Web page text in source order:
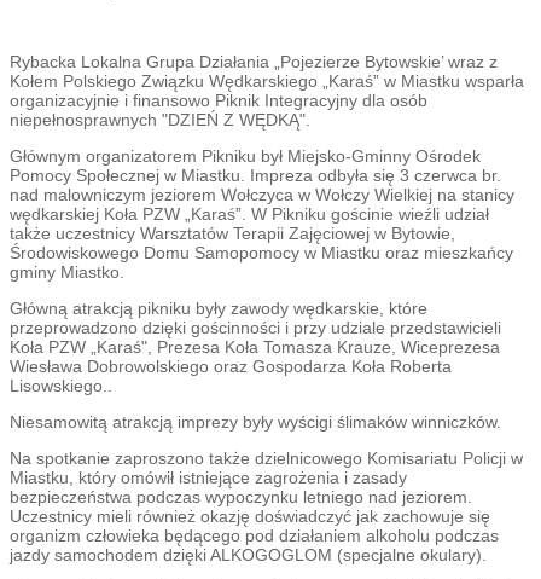
Rybacka Lokalna Grupa Działania „Pojezierze Bytowskie’ wraz z
Kołem Polskiego Związku Wędkarskiego „Karaś” w Miastku wsparła
organizacyjnie i finansowo Piknik Integracyjny dla osób
niepełnosprawnych "DZIEŃ Z WĘDKĄ".
Głównym organizatorem Pikniku był Miejsko-Gminny Ośrodek
Pomocy Społecznej w Miastku. Impreza odbyła się 3 czerwca br.
nad malowniczym jeziorem Wołczyca w Wołczy Wielkiej na stanicy
wędkarskiej Koła PZW „Karaś”. W Pikniku gościnie wieźli udział
także uczestnicy Warsztatów Terapii Zajęciowej w Bytowie,
Środowiskowego Domu Samopomocy w Miastku oraz mieszkańcy
gminy Miastko.
Główną atrakcją pikniku były zawody wędkarskie, które
przeprowadzono dzięki gościnności i przy udziale przedstawicieli
Koła PZW „Karaś", Prezesa Koła Tomasza Krauze, Wiceprezesa
Wiesława Dobrowolskiego oraz Gospodarza Koła Roberta
Lisowskiego..
Niesamowitą atrakcją imprezy były wyścigi ślimaków winniczków.
Na spotkanie zaproszono także dzielnicowego Komisariatu Policji w
Miastku, który omówił istniejące zagrożenia i zasady
bezpieczeństwa podczas wypoczynku letniego nad jeziorem.
Uczestnicy mieli również okazję doświadczyć jak zachowuje się
organizm człowieka będącego pod działaniem alkoholu podczas
jazdy samochodem dzięki ALKOGOGLOM (specjalne okulary).